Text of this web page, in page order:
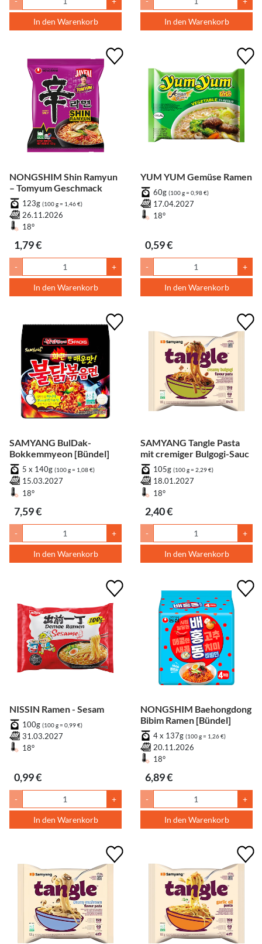
In den Warenkorb In den Warenkorb
NONGSHIM Shin Ramyun
– Tomyum Geschmack
123g (100 g = 1,46 €)
26.11.2026
18°
1,79 €
- +
In den Warenkorb
YUM YUM Gemüse Ramen
60g (100 g = 0,98 €)
17.04.2027
18°
0,59 €
- +
In den Warenkorb
SAMYANG BulDak-
Bokkemmyeon [Bündel]
5 x 140g (100 g = 1,08 €)
15.03.2027
18°
7,59 €
- +
In den Warenkorb
SAMYANG Tangle Pasta
mit cremiger Bulgogi-Sauc
105g (100 g = 2,29 €)
18.01.2027
18°
2,40 €
- +
In den Warenkorb
NISSIN Ramen - Sesam
100g (100 g = 0,99 €)
31.03.2027
18°
0,99 €
- +
In den Warenkorb
NONGSHIM Baehongdong
Bibim Ramen [Bündel]
4 x 137g (100 g = 1,26 €)
20.11.2026
18°
6,89 €
- +
In den Warenkorb